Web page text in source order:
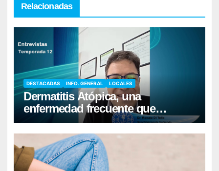
Relacionadas
DESTACADAS INFO. GENERAL LOCALES
Dermatitis Atópica, una
enfermedad frecuente que
requiere cuidados diarios de la
piel